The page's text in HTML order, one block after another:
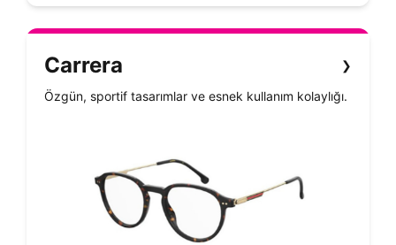
Carrera ❯
Özgün, sportif tasarımlar ve esnek kullanım kolaylığı.